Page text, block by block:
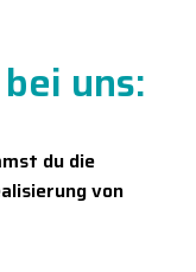
uns:
du die
von